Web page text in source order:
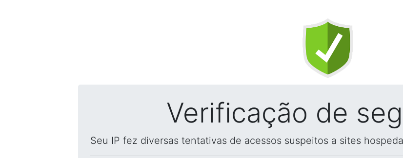
Verificação de
Seu IP fez diversas tentativas de acessos suspeitos a sites